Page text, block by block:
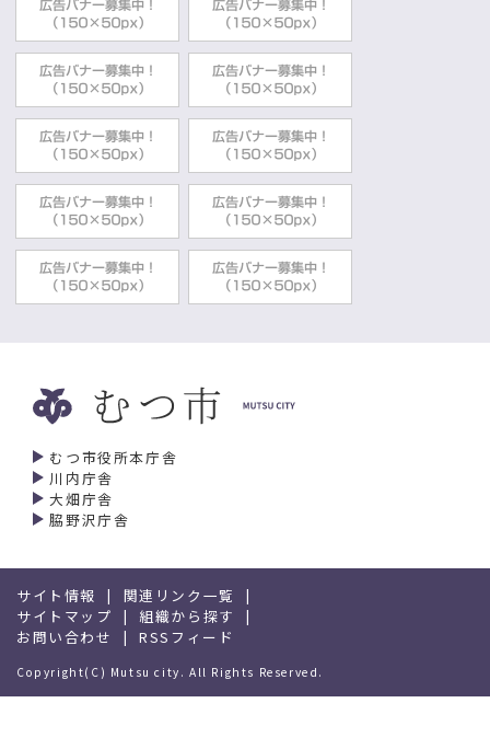
むつ市役所本庁舎
川内庁舎
大畑庁舎
脇野沢庁舎
サイト情報
関連リンク一覧
サイトマップ
組織から探す
お問い合わせ
RSSフィード
Copyright(C) Mutsu city. All Rights Reserved.